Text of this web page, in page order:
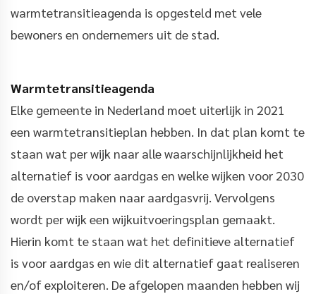
warmtetransitieagenda is opgesteld met vele
bewoners en ondernemers uit de stad.
Warmtetransitieagenda
Elke gemeente in Nederland moet uiterlijk in 2021
een warmtetransitieplan hebben. In dat plan komt te
staan wat per wijk naar alle waarschijnlijkheid het
alternatief is voor aardgas en welke wijken voor 2030
de overstap maken naar aardgasvrij. Vervolgens
wordt per wijk een wijkuitvoeringsplan gemaakt.
Hierin komt te staan wat het definitieve alternatief
is voor aardgas en wie dit alternatief gaat realiseren
en/of exploiteren. De afgelopen maanden hebben wij